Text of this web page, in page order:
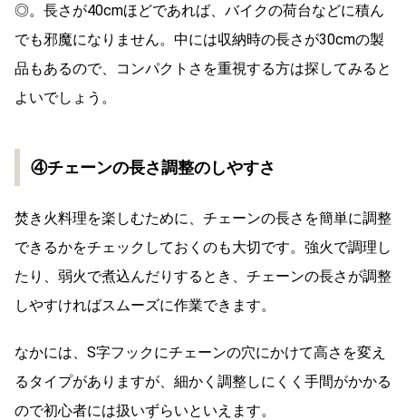
◎。長さが40cmほどであれば、バイクの荷台などに積ん
でも邪魔になりません。中には収納時の長さが30cmの製
品もあるので、コンパクトさを重視する方は探してみると
よいでしょう。
④チェーンの長さ調整のしやすさ
焚き火料理を楽しむために、チェーンの長さを簡単に調整
できるかをチェックしておくのも大切です。強火で調理し
たり、弱火で煮込んだりするとき、チェーンの長さが調整
しやすければスムーズに作業できます。
なかには、S字フックにチェーンの穴にかけて高さを変え
るタイプがありますが、細かく調整しにくく手間がかかる
ので初心者には扱いずらいといえます。